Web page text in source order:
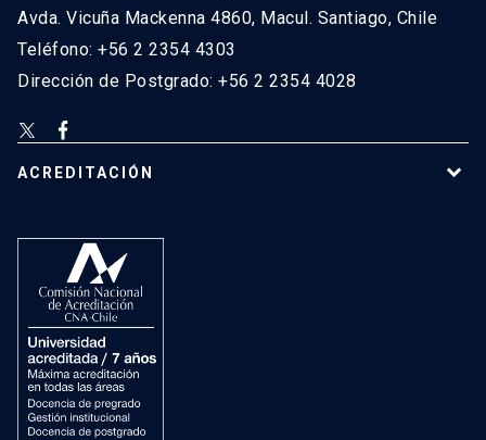
Avda. Vicuña Mackenna 4860, Macul. Santiago, Chile
Teléfono: +56 2 2354 4303
Dirección de Postgrado: +56 2 2354 4028
ACREDITACIÓN